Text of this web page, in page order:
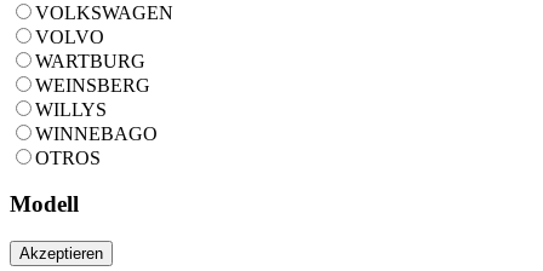
VOLKSWAGEN
VOLVO
WARTBURG
WEINSBERG
WILLYS
WINNEBAGO
OTROS
Modell
Akzeptieren